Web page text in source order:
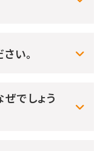
い。
でしょう